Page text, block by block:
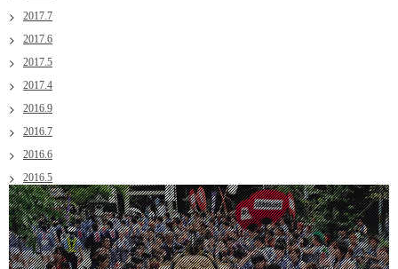
2017.7
2017.6
2017.5
2017.4
2016.9
2016.7
2016.6
2016.5